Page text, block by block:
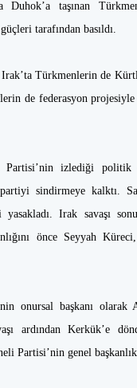
Duhok’a taşınan
tarafından basıldı.
Türkmenlerin de
de federasyon
izlediği politik
sindirmeye kalktı.
Irak savaşı
önce Seyyah
onursal başkanı olarak
ardından Kerkük’e
Partisi’nin genel